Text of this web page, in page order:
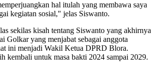
hal itulah yang membawa saya
kegiatan sosial," jelas Siswanto.
sekilas kisah tentang Siswanto yang akhirnya
Golkar yang menjabat sebagai anggota
ini menjadi Wakil Ketua DPRD Blora.
kembali untuk masa bakti 2024 sampai 2029.